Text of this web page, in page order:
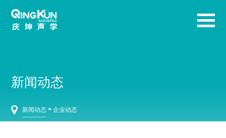
新闻动态
新闻动态 > 企业动态